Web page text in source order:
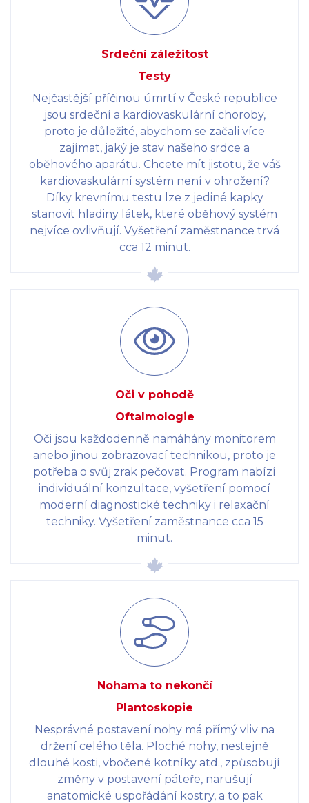
Srdeční záležitost
Testy
Nejčastější příčinou úmrtí v České republice
jsou srdeční a kardiovaskulární choroby,
proto je důležité, abychom se začali více
zajímat, jaký je stav našeho srdce a
oběhového aparátu. Chcete mít jistotu, že váš
kardiovaskulární systém není v ohrožení?
Díky krevnímu testu lze z jediné kapky
stanovit hladiny látek, které oběhový systém
nejvíce ovlivňují. Vyšetření zaměstnance trvá
cca 12 minut.
Oči v pohodě
Oftalmologie
Oči jsou každodenně namáhány monitorem
anebo jinou zobrazovací technikou, proto je
potřeba o svůj zrak pečovat. Program nabízí
individuální konzultace, vyšetření pomocí
moderní diagnostické techniky i relaxační
techniky. Vyšetření zaměstnance cca 15
minut.
Nohama to nekončí
Plantoskopie
Nesprávné postavení nohy má přímý vliv na
držení celého těla. Ploché nohy, nestejně
dlouhé kosti, vbočené kotníky atd., způsobují
změny v postavení páteře, narušují
anatomické uspořádání kostry, a to pak